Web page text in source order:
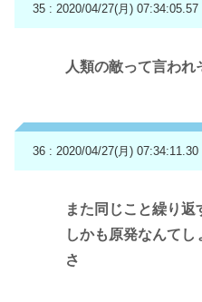
35 : 2020/04/27(月) 07:34:05.57
人類の敵って言われ
36 : 2020/04/27(月) 07:34:11.30
また同じこと繰り返
しかも原発なんて
さ